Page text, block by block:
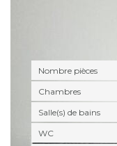
Nombre pièces
Chambres
Salle(s) de bains
WC